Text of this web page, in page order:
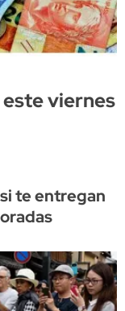
este viernes
te entregan